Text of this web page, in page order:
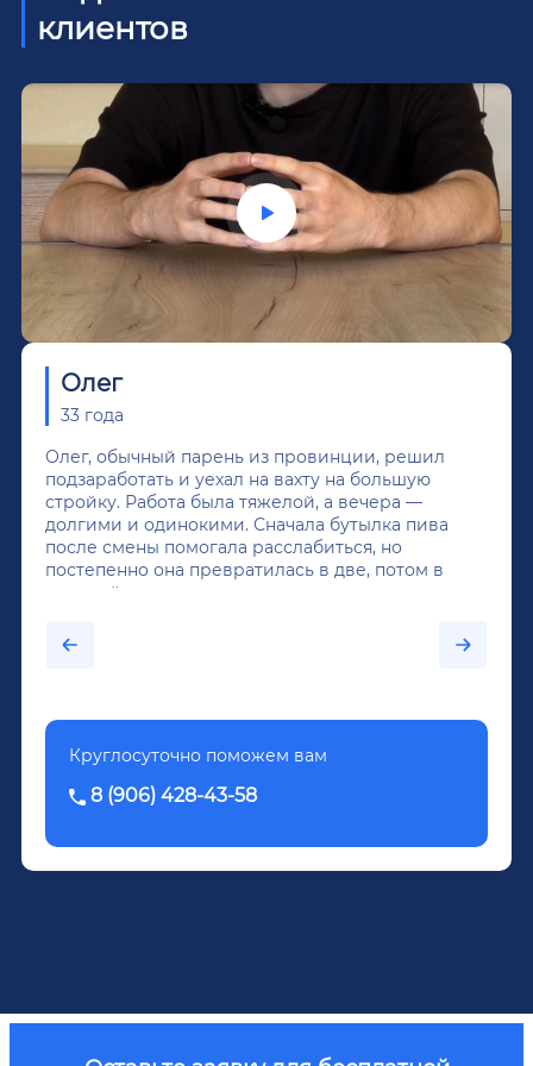
клиентов
Олег
33 года
Олег, обычный парень из провинции, решил
подзаработать и уехал на вахту на большую
стройку. Работа была тяжелой, а вечера —
долгими и одинокими. Сначала бутылка пива
после смены помогала расслабиться, но
постепенно она превратилась в две, потом в
крепкий алкоголь, и вот он уже пил почти
было назначено кодирование по методу
Довженко.
Круглосуточно поможем вам
8 (906) 428-43-58